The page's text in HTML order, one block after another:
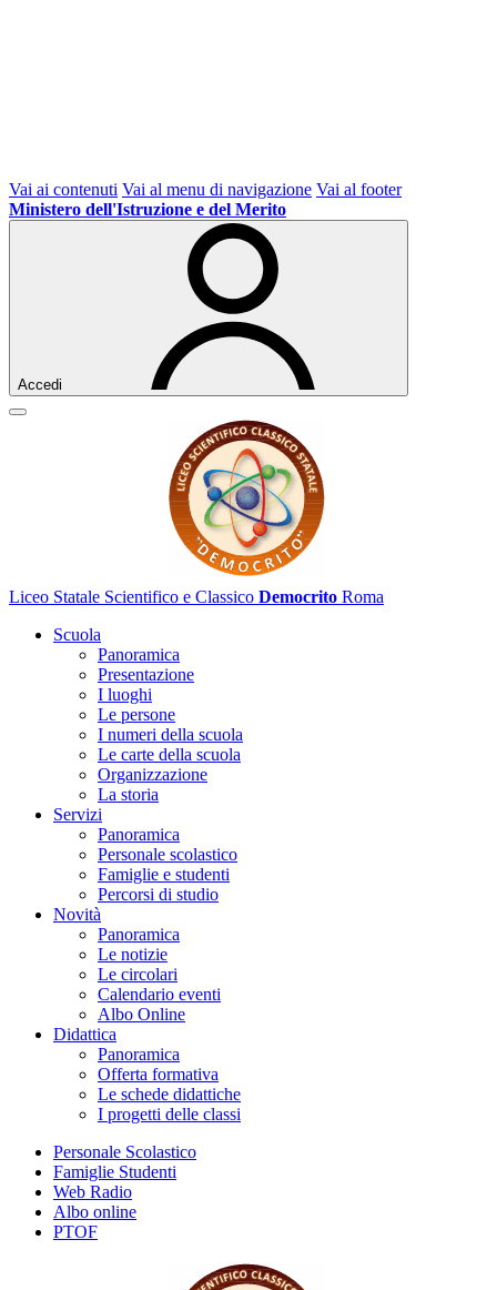
Vai ai contenuti Vai al menu di navigazione Vai al footer
Ministero dell'Istruzione e del Merito
Accedi
Liceo Statale Scientifico e Classico Democrito Roma
Scuola
Panoramica
Presentazione
I luoghi
Le persone
I numeri della scuola
Le carte della scuola
Organizzazione
La storia
Servizi
Panoramica
Personale scolastico
Famiglie e studenti
Percorsi di studio
Novità
Panoramica
Le notizie
Le circolari
Calendario eventi
Albo Online
Didattica
Panoramica
Offerta formativa
Le schede didattiche
I progetti delle classi
Personale Scolastico
Famiglie Studenti
Web Radio
Albo online
PTOF